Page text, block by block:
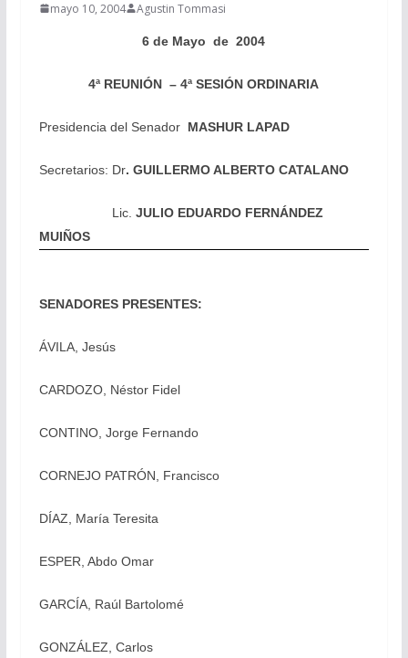
mayo 10, 2004 Agustin Tommasi
6 de Mayo de 2004
4ª REUNIÓN – 4ª SESIÓN ORDINARIA
Presidencia del Senador MASHUR LAPAD
Secretarios: Dr. GUILLERMO ALBERTO CATALANO
Lic. JULIO EDUARDO FERNÁNDEZ
MUIÑOS
SENADORES PRESENTES:
ÁVILA, Jesús
CARDOZO, Néstor Fidel
CONTINO, Jorge Fernando
CORNEJO PATRÓN, Francisco
DÍAZ, María Teresita
ESPER, Abdo Omar
GARCÍA, Raúl Bartolomé
GONZÁLEZ, Carlos